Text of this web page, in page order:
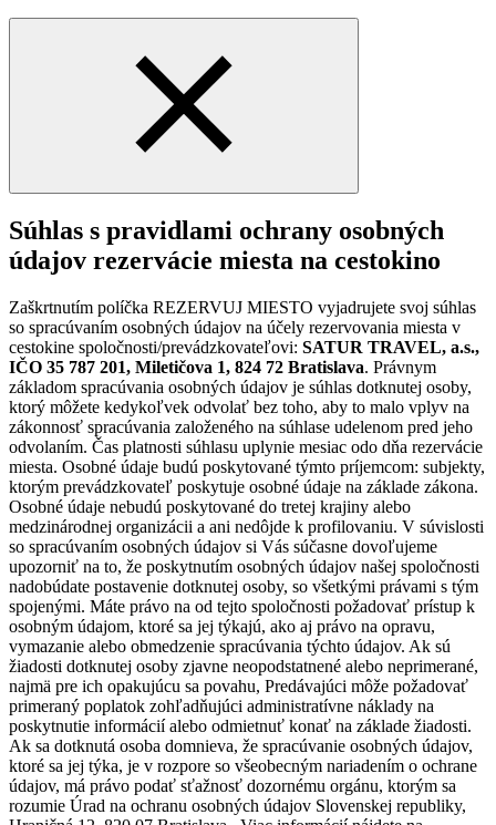
Súhlas s pravidlami ochrany osobných
údajov rezervácie miesta na cestokino
Zaškrtnutím políčka REZERVUJ MIESTO vyjadrujete svoj súhlas
so spracúvaním osobných údajov na účely rezervovania miesta v
cestokine spoločnosti/prevádzkovateľovi: SATUR TRAVEL, a.s.,
IČO 35 787 201, Miletičova 1, 824 72 Bratislava. Právnym
základom spracúvania osobných údajov je súhlas dotknutej osoby,
ktorý môžete kedykoľvek odvolať bez toho, aby to malo vplyv na
zákonnosť spracúvania založeného na súhlase udelenom pred jeho
odvolaním. Čas platnosti súhlasu uplynie mesiac odo dňa rezervácie
miesta. Osobné údaje budú poskytované týmto príjemcom: subjekty,
ktorým prevádzkovateľ poskytuje osobné údaje na základe zákona.
Osobné údaje nebudú poskytované do tretej krajiny alebo
medzinárodnej organizácii a ani nedôjde k profilovaniu. V súvislosti
so spracúvaním osobných údajov si Vás súčasne dovoľujeme
upozorniť na to, že poskytnutím osobných údajov našej spoločnosti
nadobúdate postavenie dotknutej osoby, so všetkými právami s tým
spojenými. Máte právo na od tejto spoločnosti požadovať prístup k
osobným údajom, ktoré sa jej týkajú, ako aj právo na opravu,
vymazanie alebo obmedzenie spracúvania týchto údajov. Ak sú
žiadosti dotknutej osoby zjavne neopodstatnené alebo neprimerané,
najmä pre ich opakujúcu sa povahu, Predávajúci môže požadovať
primeraný poplatok zohľadňujúci administratívne náklady na
poskytnutie informácií alebo odmietnuť konať na základe žiadosti.
Ak sa dotknutá osoba domnieva, že spracúvanie osobných údajov,
ktoré sa jej týka, je v rozpore so všeobecným nariadením o ochrane
údajov, má právo podať sťažnosť dozornému orgánu, ktorým sa
rozumie Úrad na ochranu osobných údajov Slovenskej republiky,